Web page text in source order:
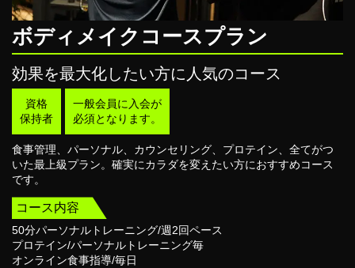
ボディメイクコースプラン
効果を最大化したい方に⼈気のコース
資格
保持者
一般会員に入会が
必須となります。
食事管理、パーソナル、カウンセリング、プロテイン、全てがつ
いた最上級プラン。確実にカラダを変えたい方におすすめコース
です。
コース内容
50分パーソナルトレーニング/週2回ペース
プロテイン/パーソナルトレーニング毎
オンライン食事指導/毎日